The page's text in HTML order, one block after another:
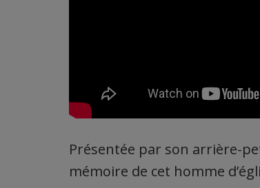
Présentée par son arrière-
mémoire de cet homme